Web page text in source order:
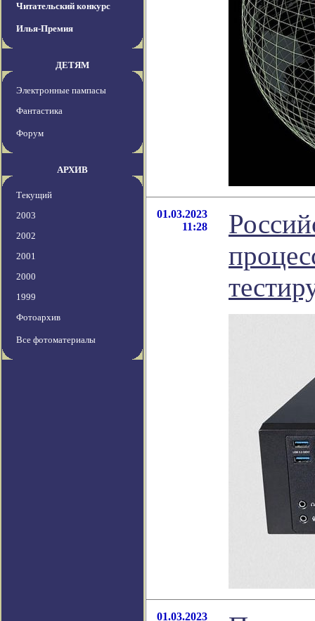
Читательский конкурс
Илья-Премия
ДЕТЯМ
Электронные пампасы
Фантастика
Форум
АРХИВ
Текущий
2003
2002
2001
2000
1999
Фотоархив
Все фотоматериалы
01.03.2023
11:28
01.03.2023